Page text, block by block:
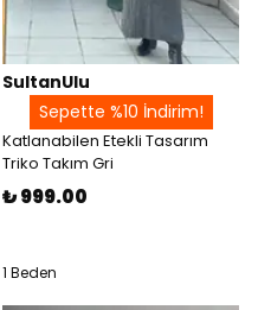
SultanUlu
Sepette %10 İndirim!
Katlanabilen Etekli Tasarım
Triko Takım Gri
₺ 999.00
1 Beden